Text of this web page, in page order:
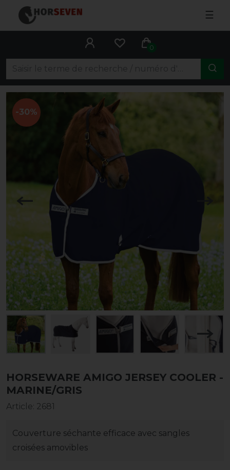
☰
0
-30%
HORSEWARE AMIGO JERSEY COOLER -
MARINE/GRIS
Article: 2681
Couverture séchante efficace avec sangles
croisées amovibles